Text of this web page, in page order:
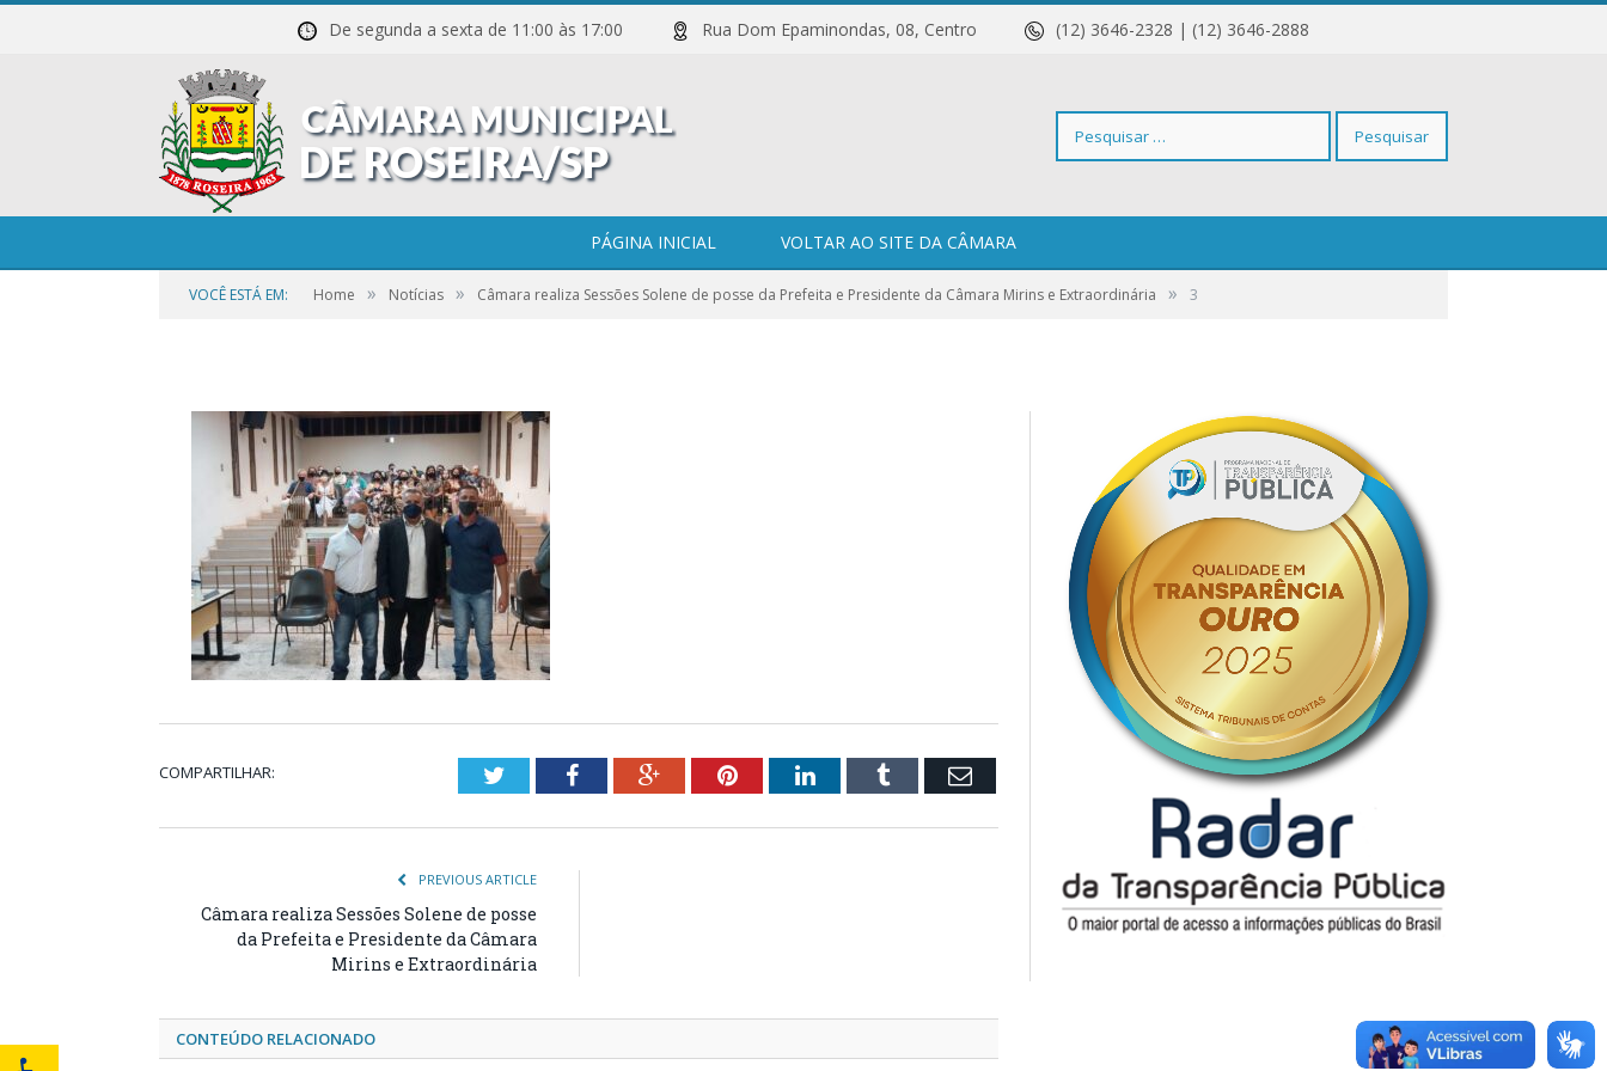
De segunda a sexta de 11:00 às 17:00 Rua Dom Epaminondas, 08, Centro (12) 3646-2328 | (12) 3646-2888
Pesquisar
por:
PÁGINA INICIAL VOLTAR AO SITE DA CÂMARA
VOCÊ ESTÁ EM: Home » Notícias » Câmara realiza Sessões Solene de posse da Prefeita e Presidente da Câmara Mirins e Extraordinária » 3
COMPARTILHAR: TwitterFacebookGoogle+PinterestLinkedInTumblr Email
PREVIOUS ARTICLE
Câmara realiza Sessões Solene de posse
da Prefeita e Presidente da Câmara
Mirins e Extraordinária
CONTEÚDO RELACIONADO